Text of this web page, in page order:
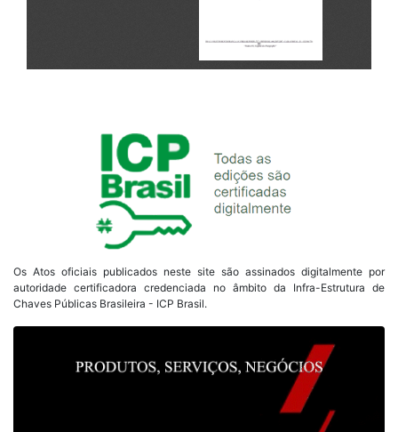
Os Atos oficiais publicados neste site são assinados digitalmente por
autoridade certificadora credenciada no âmbito da Infra-Estrutura de
Chaves Públicas Brasileira - ICP Brasil.